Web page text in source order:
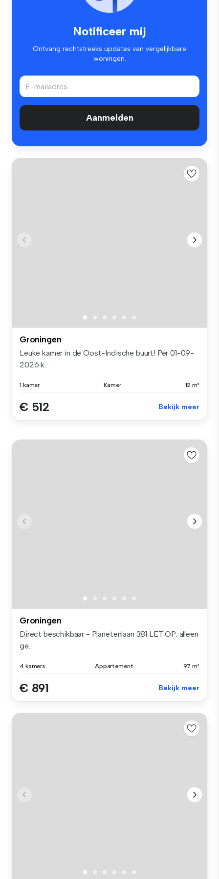
Notificeer mij
Ontvang rechtstreeks updates van vergelijkbare
woningen.
Aanmelden
Groningen
Leuke kamer in de Oost-Indische buurt! Per 01-09-
2026 k...
1 kamer Kamer 12 m²
€ 512 Bekijk meer
Groningen
Direct beschikbaar - Planetenlaan 381 LET OP: alleen
ge...
4 kamers Appartement 97 m²
€ 891 Bekijk meer